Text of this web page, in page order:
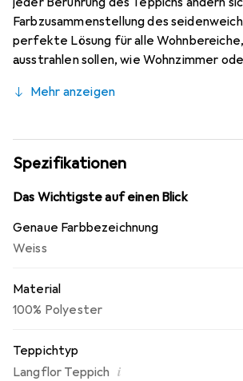
Farbzusammenstellung des
perfekte Lösung für alle
ausstrahlen sollen, wie Wohnzimmer
laminatschonend, geeignet für
Mehr anzeigen
Spezifikationen
Das Wichtigste auf einen Blick
Genaue Farbbezeichnung
Weiss
Material
100% Polyester
Teppichtyp
Langflor Teppich i